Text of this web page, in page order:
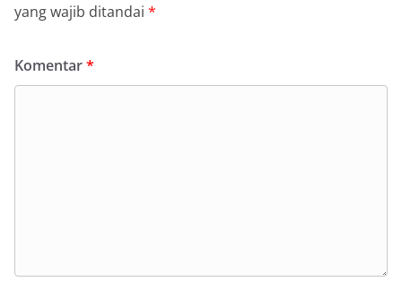
yang wajib ditandai *
Komentar*